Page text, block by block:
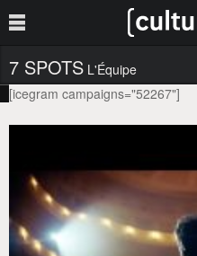
7 SPOTS L'Équipe
[icegram campaigns="52267"]